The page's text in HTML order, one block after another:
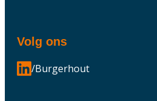
Volg ons
/Burgerhout